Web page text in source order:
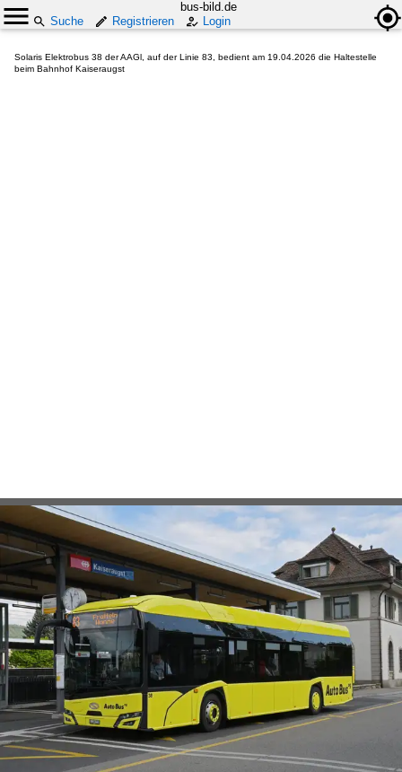
bus-bild.de
Suche
Registrieren Login
Solaris Elektrobus 38 der AAGl, auf der Linie 83, bedient am 19.04.2026 die Haltestelle
beim Bahnhof Kaiseraugst